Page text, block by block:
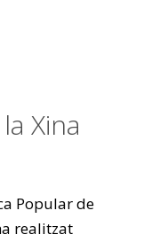
Xina
Popular de
realitzat